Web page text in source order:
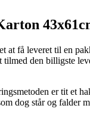
at få leveret til en
den billigste
er tit et
dog står og falder